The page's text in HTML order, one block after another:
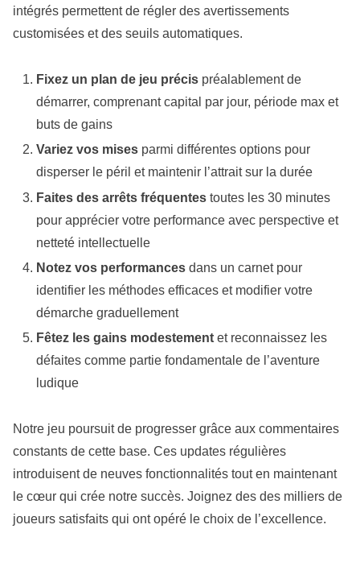
intégrés permettent de régler des avertissements
customisées et des seuils automatiques.
Fixez un plan de jeu précis préalablement de
démarrer, comprenant capital par jour, période max et
buts de gains
Variez vos mises parmi différentes options pour
disperser le péril et maintenir l’attrait sur la durée
Faites des arrêts fréquentes toutes les 30 minutes
pour apprécier votre performance avec perspective et
netteté intellectuelle
Notez vos performances dans un carnet pour
identifier les méthodes efficaces et modifier votre
démarche graduellement
Fêtez les gains modestement et reconnaissez les
défaites comme partie fondamentale de l’aventure
ludique
Notre jeu poursuit de progresser grâce aux commentaires
constants de cette base. Ces updates régulières
introduisent de neuves fonctionnalités tout en maintenant
le cœur qui crée notre succès. Joignez des des milliers de
joueurs satisfaits qui ont opéré le choix de l’excellence.